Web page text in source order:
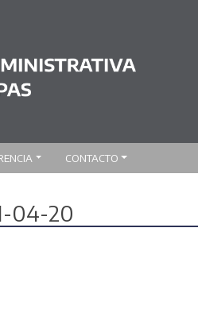
CONTACTO
04-20